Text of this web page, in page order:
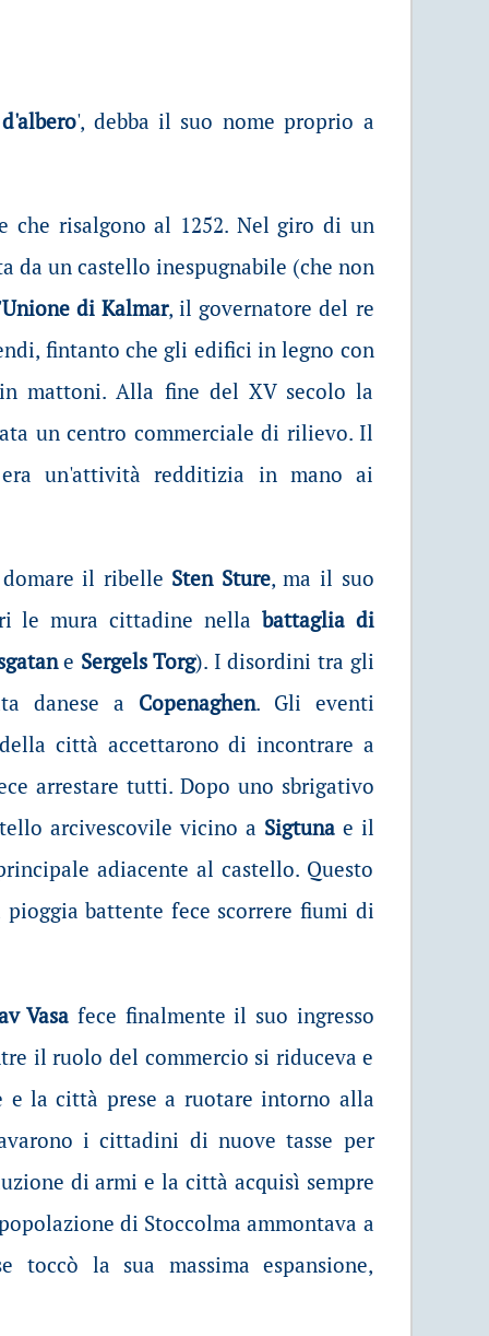
', debba il suo nome proprio a
risalgono al 1252. Nel giro di un
da un castello inespugnabile (che non
Unione di Kalmar, il governatore del re
fintanto che gli edifici in legno con
mattoni. Alla fine del XV secolo la
un centro commerciale di rilievo. Il
un'attività redditizia in mano ai
il ribelle Sten Sture, ma il suo
le mura cittadine nella battaglia di
e Sergels Torg). I disordini tra gli
danese a Copenaghen. Gli eventi
città accettarono di incontrare a
arrestare tutti. Dopo uno sbrigativo
arcivescovile vicino a Sigtunae il
adiacente al castello. Questo
pioggia battente fece scorrere fiumi di
Vasa fece finalmente il suo ingresso
il ruolo del commercio si riduceva e
la città prese a ruotare intorno alla
i cittadini di nuove tasse per
di armi e la città acquisì sempre
di Stoccolma ammontava a
toccò la sua massima espansione,